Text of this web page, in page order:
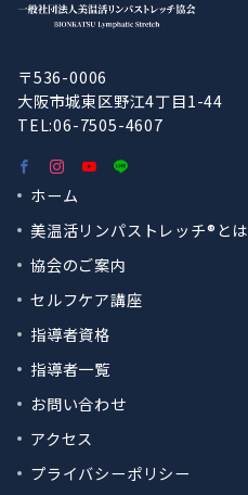
〒536-0006
大阪市城東区野江4丁目1-44
TEL:06-7505-4607
ホーム
美温活リンパストレッチ®︎とは
協会のご案内
セルフケア講座
指導者資格
指導者一覧
お問い合わせ
アクセス
プライバシーポリシー